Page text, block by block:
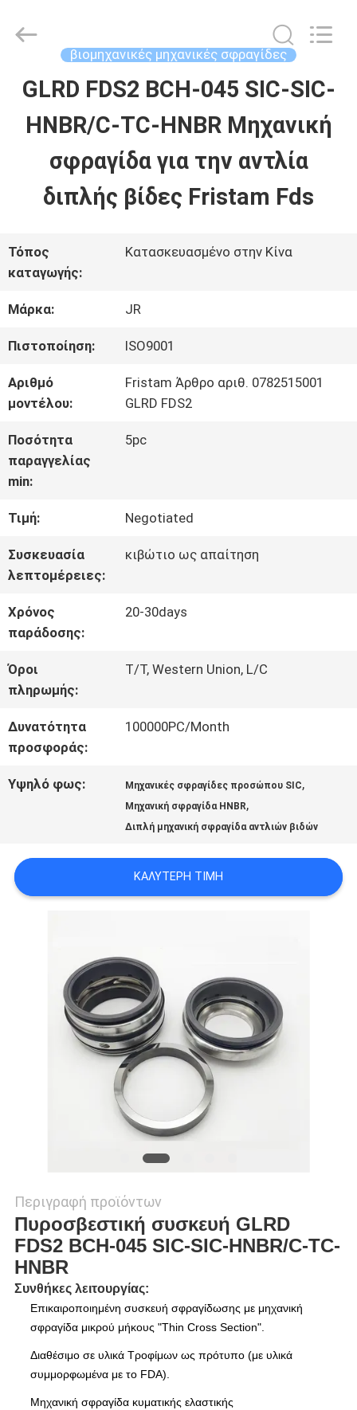
ΣΠΊΤΙ
ΒΊΝΤΕΟ
ΠΕΡΊΠΟΥ
ΕΜΕΊΣ
ΕΡΓΟΣΤΑΣΊΩΝ
ΠΟΙΟΤΙΚΌΣ
ΈΛΕΓΧΟΣ
ΜΑΣ
ΕΛΆΤΕ
ΣΕ
ΕΠΑΦΉ
ΜΕ
ΖΗΤΉΣΤΕ
ΈΝΑ
ΑΠΌΣΠΑΣΜΑ
SITEMAP
POLICY
International
Reserved.
βιομηχανικές μηχανικές σφραγίδες
GLRD FDS2 BCH-045 SIC-SIC-
HNBR/C-TC-HNBR Μηχανική
σφραγίδα για την αντλία
διπλής βίδες Fristam Fds
Τόπος
καταγωγής:
Κατασκευασμένο στην Κίνα
Μάρκα: JR
Πιστοποίηση: ISO9001
Αριθμό
μοντέλου:
Fristam Άρθρο αριθ. 0782515001
GLRD FDS2
Ποσότητα
παραγγελίας
min:
5pc
Τιμή: Negotiated
Συσκευασία
λεπτομέρειες:
κιβώτιο ως απαίτηση
Χρόνος
παράδοσης:
20-30days
Όροι
πληρωμής:
T/T, Western Union, L/C
Δυνατότητα
προσφοράς:
100000PC/Month
Υψηλό φως: Μηχανικές σφραγίδες προσώπου SIC,
Μηχανική σφραγίδα HNBR,
Διπλή μηχανική σφραγίδα αντλιών βιδών
ΚΑΛΎΤΕΡΗ ΤΙΜΉ
Περιγραφή προϊόντων
Πυροσβεστική συσκευή GLRD
FDS2 BCH-045 SIC-SIC-HNBR/C-TC-
HNBR
Συνθήκες λειτουργίας:
Επικαιροποιημένη συσκευή σφραγίδωσης με μηχανική
σφραγίδα μικρού μήκους "Thin Cross Section".
Διαθέσιμο σε υλικά Τροφίμων ως πρότυπο (με υλικά
συμμορφωμένα με το FDA).
Μηχανική σφραγίδα κυματικής ελαστικής